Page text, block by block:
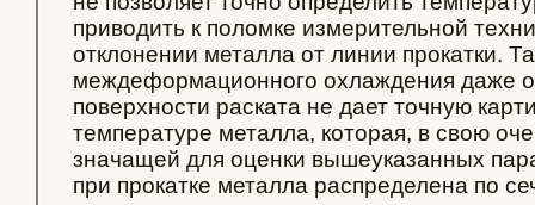
приводить к поломке измерительной
отклонении металла от линии прокатки.
междеформационного охлаждения даже
поверхности раската не дает точную
температуре металла, которая, в свою
значащей для оценки вышеуказанных
при прокатке металла распределена по